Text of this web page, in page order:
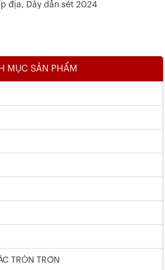
địa, Dây dẫn sét 2024
MỤC SẢN PHẨM
TRÒN TRƠN